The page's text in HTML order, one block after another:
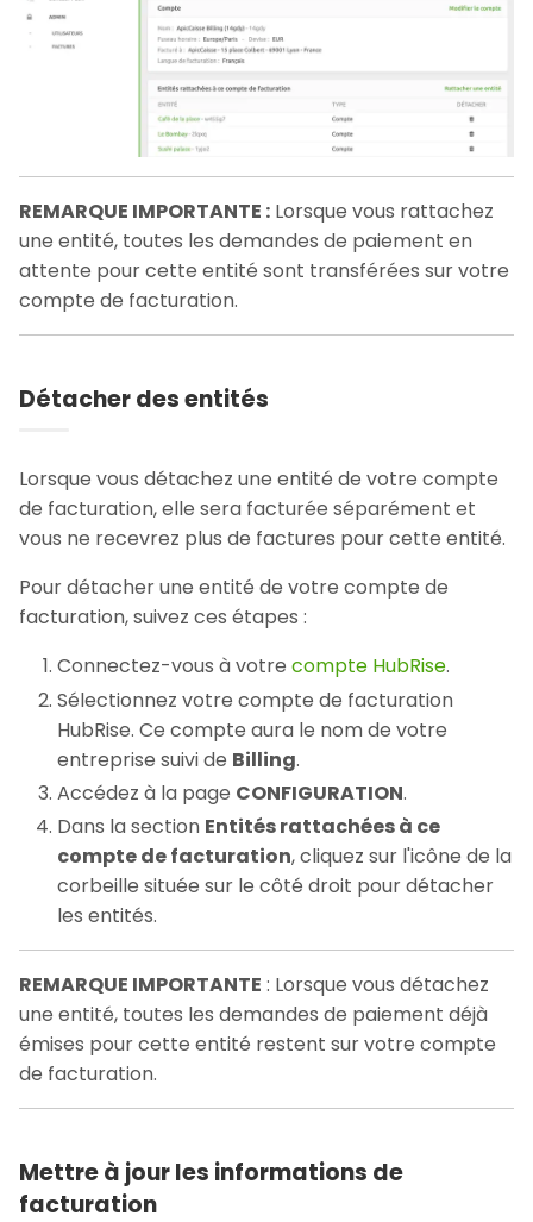
REMARQUE IMPORTANTE : Lorsque vous rattachez
une entité, toutes les demandes de paiement en
attente pour cette entité sont transférées sur votre
compte de facturation.
Détacher des entités
Lorsque vous détachez une entité de votre compte
de facturation, elle sera facturée séparément et
vous ne recevrez plus de factures pour cette entité.
Pour détacher une entité de votre compte de
facturation, suivez ces étapes :
Connectez-vous à votre compte HubRise.
Sélectionnez votre compte de facturation
HubRise. Ce compte aura le nom de votre
entreprise suivi de Billing.
Accédez à la page CONFIGURATION.
Dans la section Entités rattachées à ce
compte de facturation, cliquez sur l'icône de la
corbeille située sur le côté droit pour détacher
les entités.
REMARQUE IMPORTANTE : Lorsque vous détachez
une entité, toutes les demandes de paiement déjà
émises pour cette entité restent sur votre compte
de facturation.
Mettre à jour les informations de
facturation